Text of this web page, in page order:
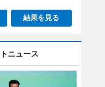
結果を見る
ニュース